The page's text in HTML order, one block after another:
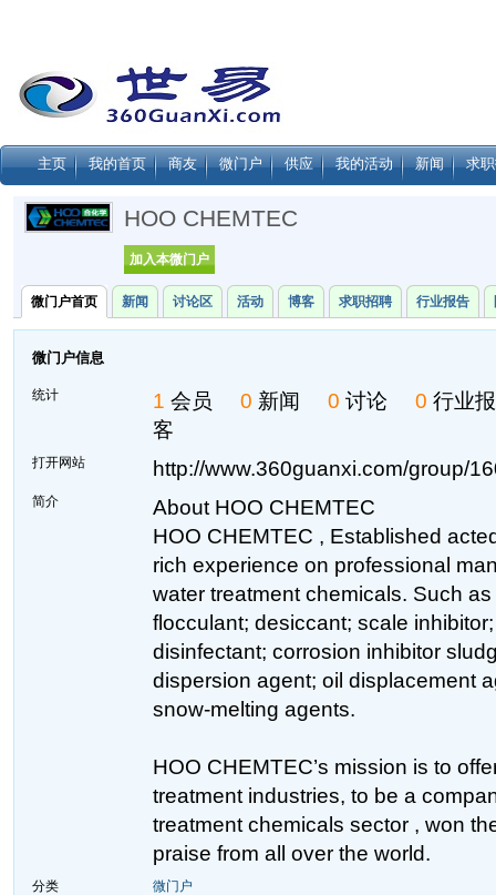
主页 我的首页 商友 微门户 供应 我的活动 新闻 求
HOO CHEMTEC
加入本微门户
微门户首页 新闻 讨论区 活动 博客 求职招聘 行业报告
微门户信息
统计 1 会员 0 新闻 0 讨论 0 行业
客
打开网站 http://www.360guanxi.com/group/
简介
About HOO CHEMTEC
HOO CHEMTEC , Established
rich experience on professional
water treatment chemicals. Such
flocculant; desiccant; scale
disinfectant; corrosion inhibitor
dispersion agent; oil displacement
snow-melting agents.
HOO CHEMTEC’s mission is to
treatment industries, to be a
treatment chemicals sector , won
praise from all over the world.
分类 微门户